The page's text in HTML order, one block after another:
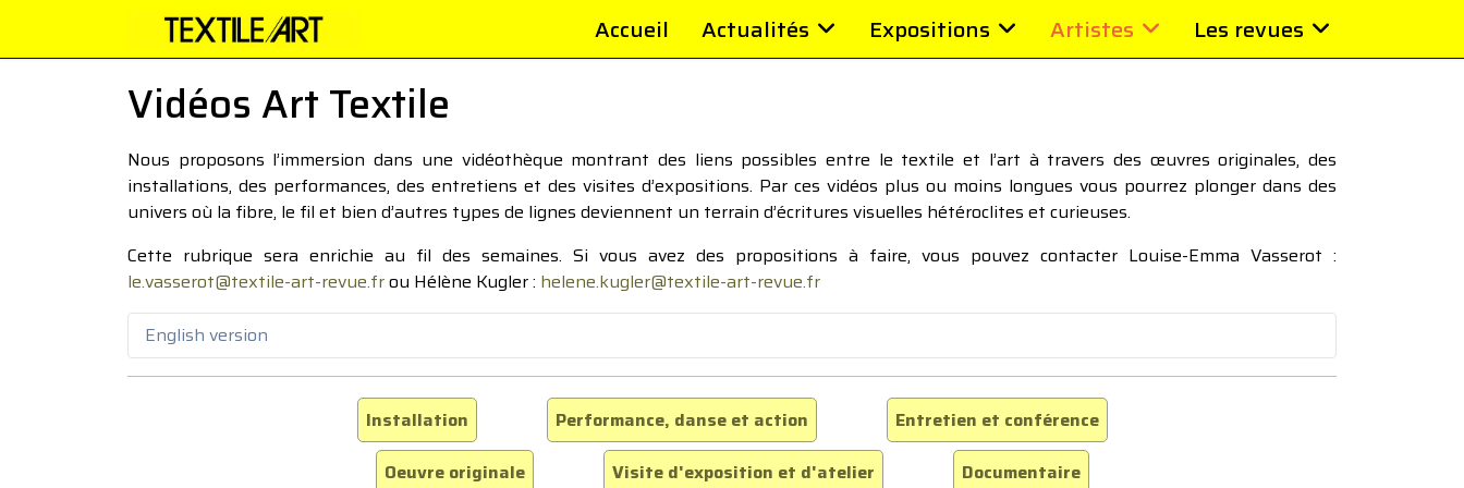
Accueil Actualités Expositions Artistes Les revues
Vidéos Art Textile
Nous proposons l’immersion dans une vidéothèque montrant des liens possibles entre le textile et l’art à travers des œuvres originales, des
installations, des performances, des entretiens et des visites d’expositions. Par ces vidéos plus ou moins longues vous pourrez plonger dans des
univers où la fibre, le fil et bien d’autres types de lignes deviennent un terrain d’écritures visuelles hétéroclites et curieuses.
Cette rubrique sera enrichie au fil des semaines. Si vous avez des propositions à faire, vous pouvez contacter Louise-Emma Vasserot :
le.vasserot@textile-art-revue.frou Hélène Kugler : helene.kugler@textile-art-revue.fr
English version
Installation Performance, danse et action
Entretien et conférence
Oeuvre originale
Visite d'exposition et d'atelier Documentaire